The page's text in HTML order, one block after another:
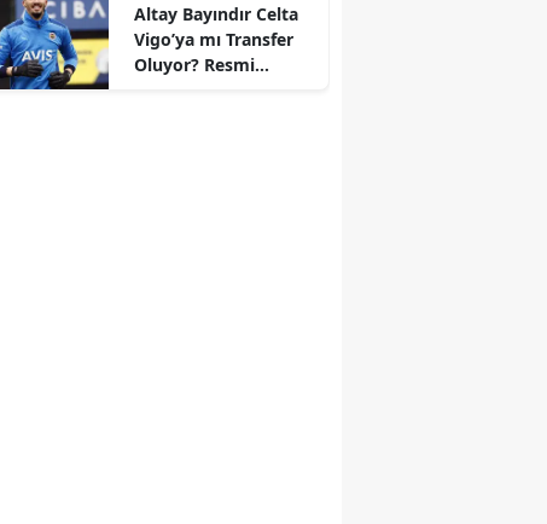
Altay Bayındır Celta
Vigo’ya mı Transfer
Oluyor? Resmi